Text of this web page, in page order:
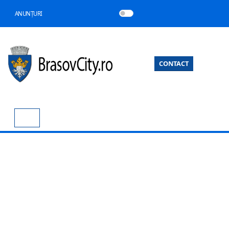
ANUNȚURI
CONTACT